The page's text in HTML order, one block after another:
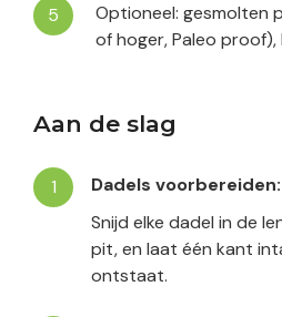
Optioneel: gesmolten
of hoger, Paleo proof),
Aan de slag
Dadels voorbereiden:
Snijd elke dadel in de
pit, en laat één kant
ontstaat.